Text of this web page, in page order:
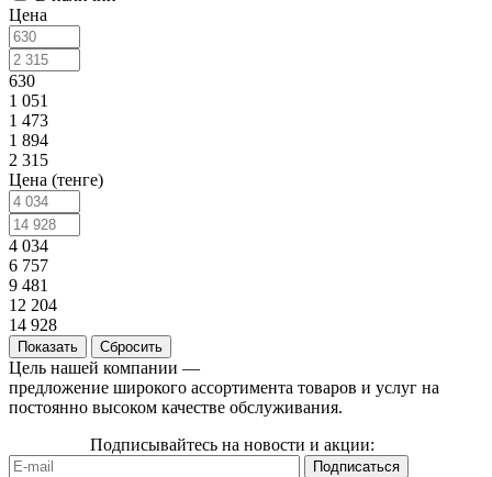
Цена
630
1 051
1 473
1 894
2 315
Цена (тенге)
4 034
6 757
9 481
12 204
14 928
Сбросить
Цель нашей компании —
предложение широкого ассортимента товаров и услуг на
постоянно высоком качестве обслуживания.
Подписывайтесь на новости и акции: